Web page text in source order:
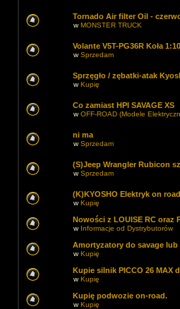
Tornado Air filter Oil -
wMONSTER TRUCK
Volante V5T-PG36R Koła
wSprzedam
Sprzęgło / zębatki-atak
wKupię
Co zamiast HPI SAVAGE XS
wOFF-ROAD (Modele
ni ma
wSprzedam
(S)Jeep Wrangler Rubicon
wSprzedam
(K)KYOSHO Elektryk on
wKupię
Nowości z LOUISE RC oraz
w Informacje od Dystrybutorów
Amortyzatory do savage lub
wKupię
Kupie silnik PICCO 26 MAX
wKupię
Kupię podwozie on-road.
wKupię